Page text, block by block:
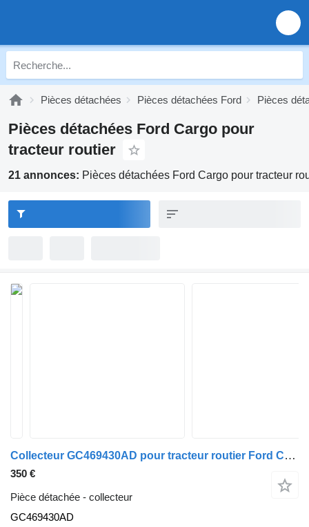
Pièces détachées Pièces détachées Ford Pièces
Pièces détachées Ford Cargo pour
tracteur routier
21 annonces: Pièces détachées Ford Cargo pour tracteur
Collecteur GC469430AD pour tracteur routier Ford CARGO F-MAX FHR6
350 €
Pièce détachée - collecteur
GC469430AD